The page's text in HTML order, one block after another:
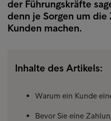
der Führungskräfte
denn je Sorgen um
Kunden machen.
Inhalte des Artikels:
Warum ein Kunde
Bevor Sie eine